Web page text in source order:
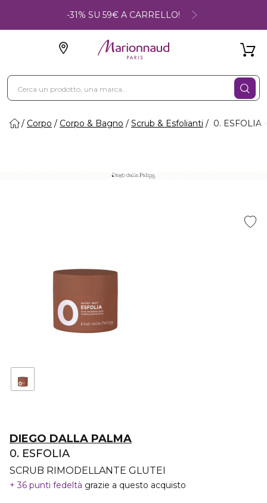
-31% SU 59€ A CARRELLO!
Corpo Corpo & Bagno Scrub & Esfolianti 0. ESFOLIA
DIEGO DALLA PALMA
0. ESFOLIA
SCRUB RIMODELLANTE GLUTEI
36 punti fedeltà grazie a questo acquisto